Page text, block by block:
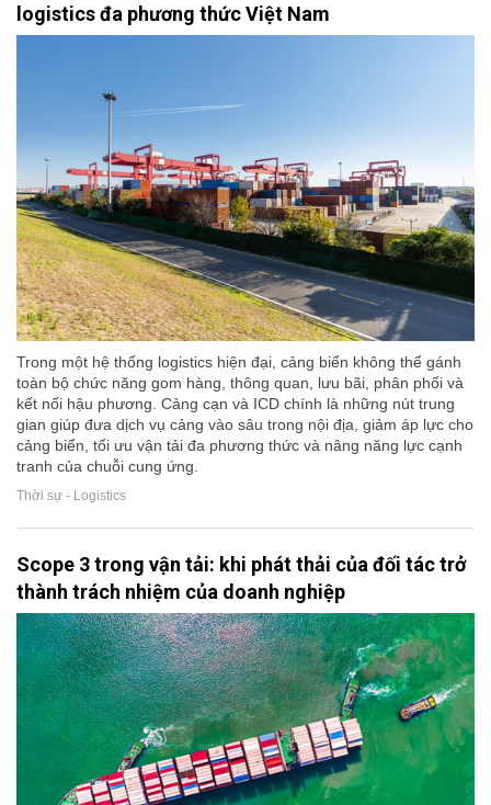
logistics đa phương thức Việt Nam
Trong một hệ thống logistics hiện đại, cảng biển không thể gánh
toàn bộ chức năng gom hàng, thông quan, lưu bãi, phân phối và
kết nối hậu phương. Cảng cạn và ICD chính là những nút trung
gian giúp đưa dịch vụ cảng vào sâu trong nội địa, giảm áp lực cho
cảng biển, tối ưu vận tải đa phương thức và nâng năng lực cạnh
tranh của chuỗi cung ứng.
Thời sự - Logistics
Scope 3 trong vận tải: khi phát thải của đối tác trở
thành trách nhiệm của doanh nghiệp